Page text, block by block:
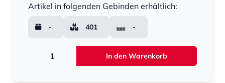
Artikel in folgenden Gebinden erhältlich:
- 401 -
In den Warenkorb